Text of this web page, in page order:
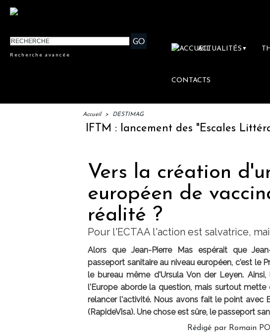
Recherche avancée
ACTUALITÉS ▼
CONTACTS
Accueil > DESTIMAG
IFTM : lancement des "Escales
Vers la création
européen de
réalité ?
Pour l'ECTAA l'action est salvatrice,
Alors que Jean-Pierre Mas espérait que
passeport sanitaire au niveau européen, c'est le
le bureau même d'Ursula Von der Leyen.
l'Europe aborde la question, mais surtout
relancer l'activité. Nous avons fait le point avec
(RapideVisa). Une chose est sûre, le passeport
Rédigé par Romain